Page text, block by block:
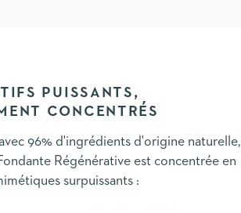
PUISSANTS,
CONCENTRÉS
96% d'ingrédients d'origine naturelle,
Régénérative est concentrée en
surpuissants :